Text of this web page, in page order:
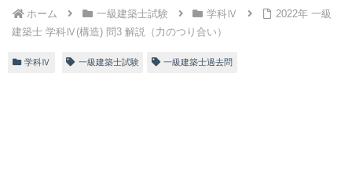
ホーム 一級建築士試験 学科Ⅳ
2022年 一級
建築士 学科Ⅳ(構造) 問3 解説（力のつり合い）
学科Ⅳ 一級建築士試験 一級建築士過去問